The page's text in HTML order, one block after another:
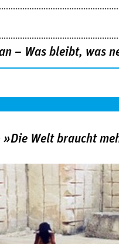
– Was bleibt, was
Welt braucht